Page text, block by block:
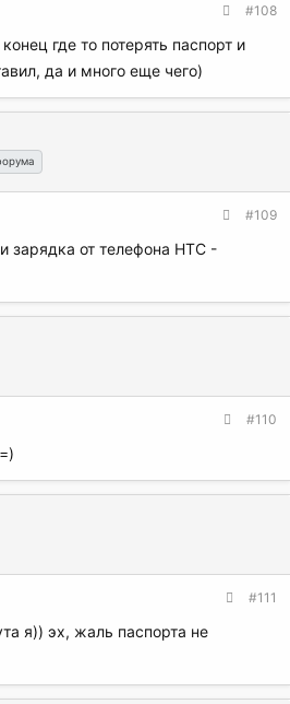
#108
где то потерять паспорт и
да и много еще чего)
#109
зарядка от телефона HTC -
#110
#111
я)) эх, жаль паспорта не